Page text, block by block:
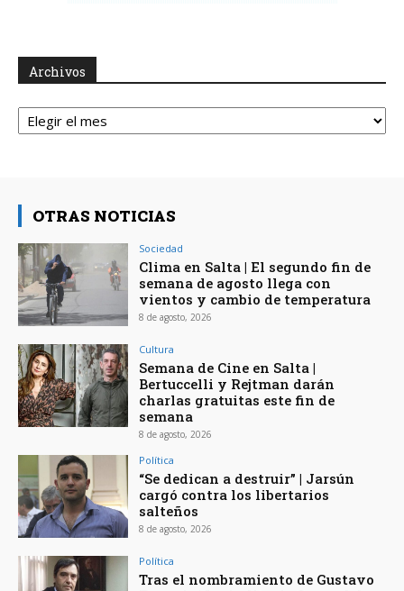
Archivos
Archivos
OTRAS NOTICIAS
Sociedad
Clima en Salta | El segundo fin de
semana de agosto llega con
vientos y cambio de temperatura
8 de agosto, 2026
Cultura
Semana de Cine en Salta |
Bertuccelli y Rejtman darán
charlas gratuitas este fin de
semana
8 de agosto, 2026
Política
“Se dedican a destruir” | Jarsún
cargó contra los libertarios
salteños
8 de agosto, 2026
Política
Tras el nombramiento de Gustavo